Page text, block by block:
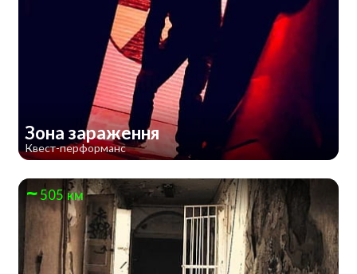
Зона зараження
Квест-перформанс
505 км